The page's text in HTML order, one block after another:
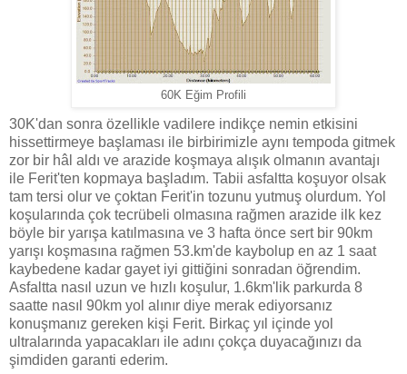
60K Eğim Profili
30K'dan sonra özellikle vadilere indikçe nemin etkisini
hissettirmeye başlaması ile birbirimizle aynı tempoda gitmek
zor bir hâl aldı ve arazide koşmaya alışık olmanın avantajı
ile Ferit'ten kopmaya başladım. Tabii asfaltta koşuyor olsak
tam tersi olur ve çoktan Ferit'in tozunu yutmuş olurdum. Yol
koşularında çok tecrübeli olmasına rağmen arazide ilk kez
böyle bir yarışa katılmasına ve 3 hafta önce sert bir 90km
yarışı koşmasına rağmen 53.km'de kaybolup en az 1 saat
kaybedene kadar gayet iyi gittiğini sonradan öğrendim.
Asfaltta nasıl uzun ve hızlı koşulur, 1.6km'lik parkurda 8
saatte nasıl 90km yol alınır diye merak ediyorsanız
konuşmanız gereken kişi Ferit. Birkaç yıl içinde yol
ultralarında yapacakları ile adını çokça duyacağınızı da
şimdiden garanti ederim.